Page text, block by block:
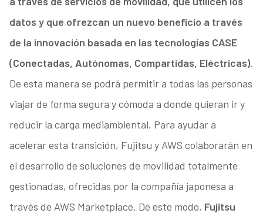
datos y que ofrezcan un nuevo beneficio a través
de la innovación basada en las tecnologías CASE
(Conectadas, Autónomas, Compartidas, Eléctricas).
De esta manera se podrá permitir a todas las personas
viajar de forma segura y cómoda a donde quieran ir y
reducir la carga mediambiental. Para ayudar a
acelerar esta transición, Fujitsu y AWS colaborarán en
el desarrollo de soluciones de movilidad totalmente
gestionadas, ofrecidas por la compañía japonesa a
través de AWS Marketplace. De este modo, Fujitsu